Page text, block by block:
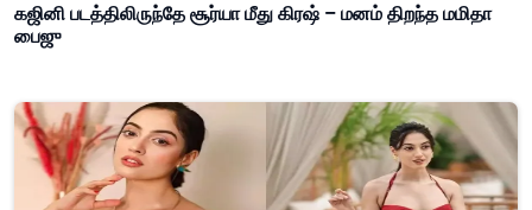
கஜினி படத்திலிருந்தே சூர்யா மீது கிரஷ் – மனம் திறந்த மமிதா
பைஜு